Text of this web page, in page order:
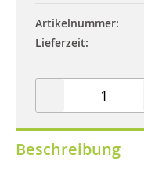
Artikelnummer
Lieferzeit
Beschreibung